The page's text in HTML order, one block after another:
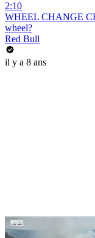
2:10
WHEEL CHANGE
wheel?
Red Bull
il y a 8 ans